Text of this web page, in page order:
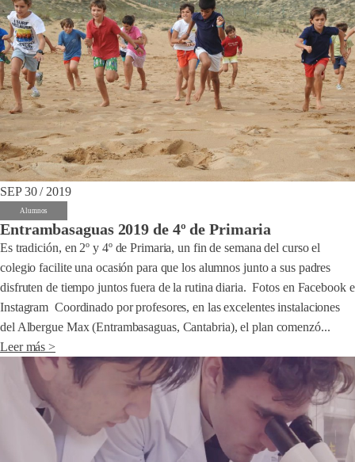
SEP 30 / 2019
Alumnos
Entrambasaguas 2019 de 4º de Primaria
Es tradición, en 2º y 4º de Primaria, un fin de semana del curso el
colegio facilite una ocasión para que los alumnos junto a sus padres
disfruten de tiempo juntos fuera de la rutina diaria. Fotos en Facebook e
Instagram Coordinado por profesores, en las excelentes instalaciones
del Albergue Max (Entrambasaguas, Cantabria), el plan comenzó...
Leer más >